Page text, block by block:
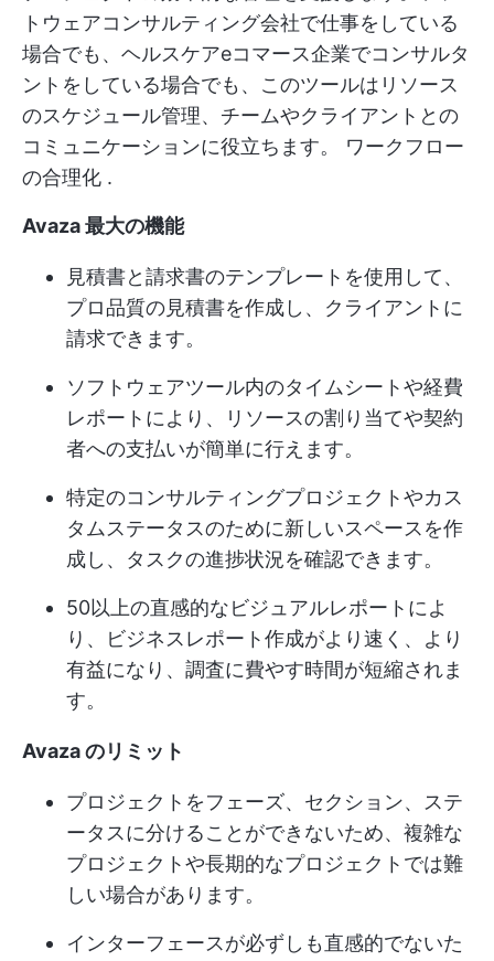
トウェアコンサルティング会社で仕事をしている
場合でも、ヘルスケアeコマース企業でコンサルタ
ントをしている場合でも、このツールはリソース
のスケジュール管理、チームやクライアントとの
コミュニケーションに役立ちます。 ワークフロー
の合理化 .
Avaza 最大の機能
見積書と請求書のテンプレートを使用して、
プロ品質の見積書を作成し、クライアントに
請求できます。
ソフトウェアツール内のタイムシートや経費
レポートにより、リソースの割り当てや契約
者への支払いが簡単に行えます。
特定のコンサルティングプロジェクトやカス
タムステータスのために新しいスペースを作
成し、タスクの進捗状況を確認できます。
50以上の直感的なビジュアルレポートによ
り、ビジネスレポート作成がより速く、より
有益になり、調査に費やす時間が短縮されま
す。
Avaza のリミット
プロジェクトをフェーズ、セクション、ステ
ータスに分けることができないため、複雑な
プロジェクトや長期的なプロジェクトでは難
しい場合があります。
インターフェースが必ずしも直感的でないた